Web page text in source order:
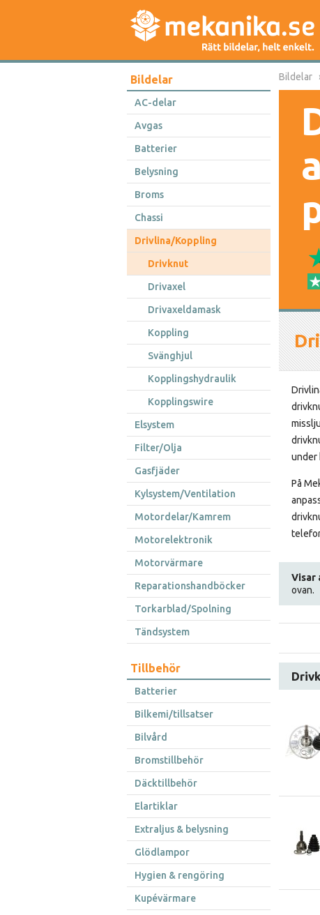
Bildelar
AC-delar
Avgas
Batterier
Belysning
Broms
Chassi
Drivlina/Koppling
Drivknut
Drivaxel
Drivaxeldamask
Koppling
Svänghjul
Kopplingshydraulik
Kopplingswire
Elsystem
Filter/Olja
Gasfjäder
Kylsystem/Ventilation
Motordelar/Kamrem
Motorelektronik
Motorvärmare
Reparationshandböcker
Torkarblad/Spolning
Tändsystem
Tillbehör
Batterier
Bilkemi/tillsatser
Bilvård
Bromstillbehör
Däcktillbehör
Elartiklar
Extraljus & belysning
Glödlampor
Hygien & rengöring
Kupévärmare
Bildelar
under
På
Visar
ovan.